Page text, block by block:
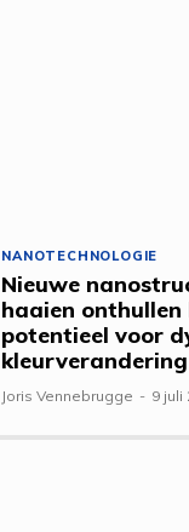
NANOTECHNOLOGIE
Nieuwe
haaien onthullen
potentieel voor
kleurverandering
Joris Vennebrugge - 9 juli